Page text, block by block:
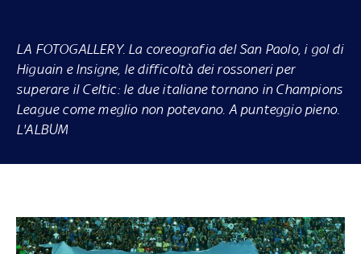
LA FOTOGALLERY. La coreografia del San Paolo, i gol di
Higuain e Insigne, le difficoltà dei rossoneri per
superare il Celtic: le due italiane tornano in Champions
League come meglio non potevano. A punteggio pieno.
L'ALBUM